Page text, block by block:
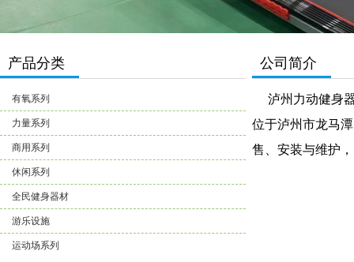
产品分类
有氧系列
力量系列
商用系列
休闲系列
全民健身器材
游乐设施
运动场系列
公司简介
泸州力动健身器
位于泸州市龙马
售、安装与维护